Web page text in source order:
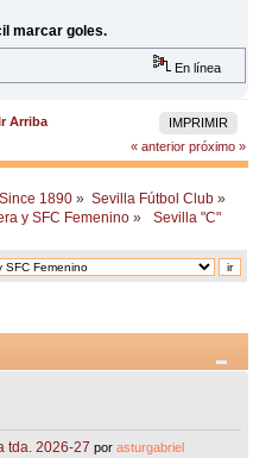
marcar goles.
En línea
IMPRIMIR
Arriba
« anterior próximo »
1890 » Sevilla Fútbol Club »
y SFC Femenino » Sevilla "C"
tda. 2026-27 porasturgabriel